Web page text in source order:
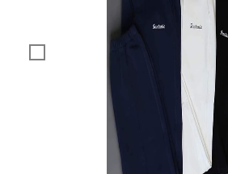
vendor.previous